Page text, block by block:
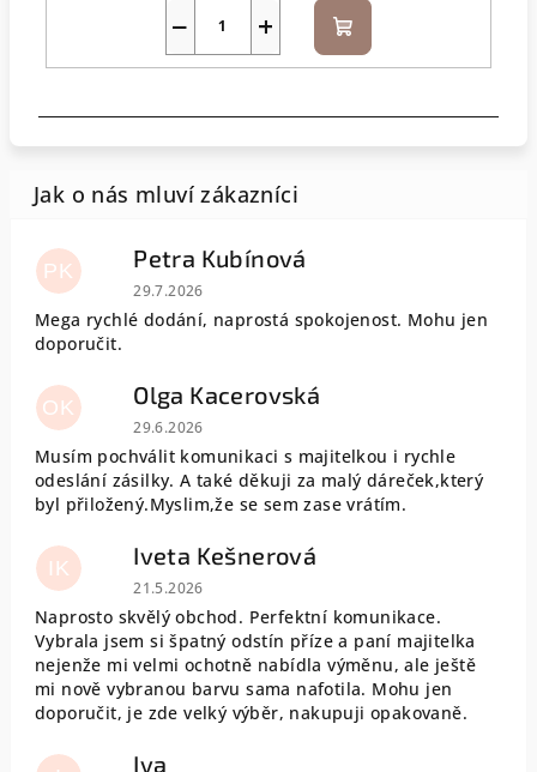
+
− Do
košíku
PK Petra Kubínová
Hodnocení obchodu je 5 z 5 hvězdiček.
29.7.2026
Mega rychlé dodání, naprostá spokojenost. Mohu jen
doporučit.
OK Olga Kacerovská
Hodnocení obchodu je 5 z 5 hvězdiček.
29.6.2026
Musím pochválit komunikaci s majitelkou i rychle
odeslání zásilky. A také děkuji za malý dáreček,který
byl přiložený.Myslim,že se sem zase vrátím.
IK Iveta Kešnerová
Hodnocení obchodu je 5 z 5 hvězdiček.
21.5.2026
Naprosto skvělý obchod. Perfektní komunikace.
Vybrala jsem si špatný odstín příze a paní majitelka
nejenže mi velmi ochotně nabídla výměnu, ale ještě
mi nově vybranou barvu sama nafotila. Mohu jen
doporučit, je zde velký výběr, nakupuji opakovaně.
Iva